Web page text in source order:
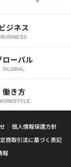
ビジネス
BUSINESS
ローバル
GLOBAL
働き方
個人情報保護方針
商取引法に基づく表記
報